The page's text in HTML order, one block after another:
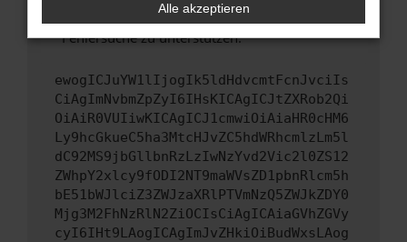
uns diesen Text schicken, um uns bei der
Fehlersuche zu unterstützen:
ewogICJuYW1lIjogIk5ldHdvcmtFcnJvciIs
CiAgImNvbmZpZyI6IHsKICAgICJtZXRob2Qi
OiAiR0VUIiwKICAgICJ1cmwiOiAiaHR0cHM6
Ly9hcGkueC5ha3MtcHJvZC5hdWRhcmlzLm5l
dC92MS9jbGllbnRzLzIwNzYvd2Vic2l0ZS12
ZWhpY2xlcy9fODI2NT9maWVsZD1pbnRlcm5h
bE51bWJlciZ3ZWJzaXRlPTVmNzQ5ZWJkZDY0
Mjg3M2FhNzRlN2ZiOCIsCiAgICAiaGVhZGVy
cyI6IHt9LAogICAgImJvZHkiOiBudWxsLAog
Alle akzeptieren